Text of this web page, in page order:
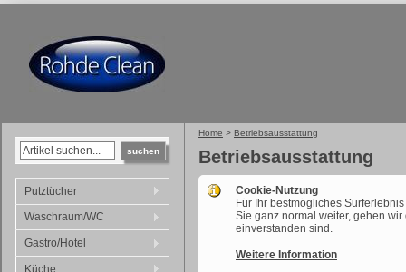
suchen
Putztücher
Waschraum/WC
Gastro/Hotel
Küche
Home > Betriebsausstattung
Betriebsausstattung
Cookie-Nutzung
Für Ihr bestmögliches
Sie ganz normal weiter, gehen
einverstanden sind.
Weitere Information